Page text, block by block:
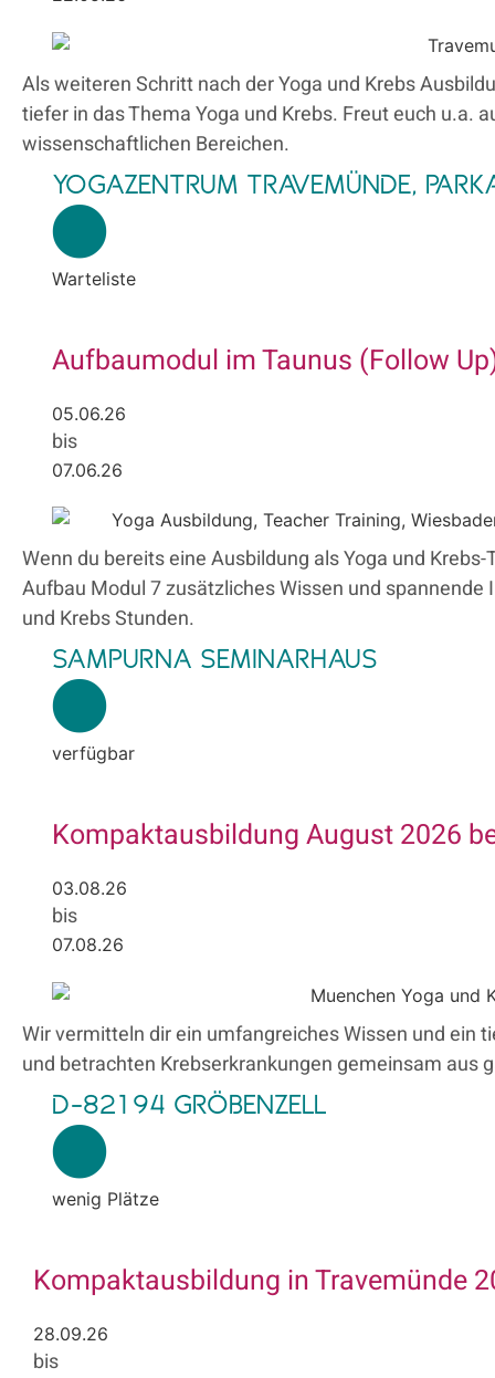
Als weiteren Schritt nach der Yoga und Krebs
tiefer in das Thema Yoga und Krebs. Freut euch u.a.
wissenschaftlichen Bereichen.
YOGAZENTRUM TRAVEMÜNDE,
Warteliste
Aufbaumodul im Taunus (Follow
05.06.26
bis
07.06.26
Wenn du bereits eine Ausbildung als Yoga und
Aufbau Modul 7 zusätzliches Wissen und
und Krebs Stunden.
SAMPURNA SEMINARHAUS
verfügbar
Kompaktausbildung August 2026
03.08.26
bis
07.08.26
Wir vermitteln dir ein umfangreiches Wissen und ein
und betrachten Krebserkrankungen gemeinsam aus
D-82194 GRÖBENZELL
wenig Plätze
Kompaktausbildung in Travemünde
28.09.26
bis